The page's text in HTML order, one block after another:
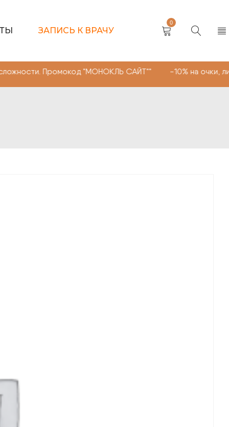
ЗАПИСЬ К ВРАЧУ
0
"МОНОКЛЬ САЙТ"" -10% на очки,